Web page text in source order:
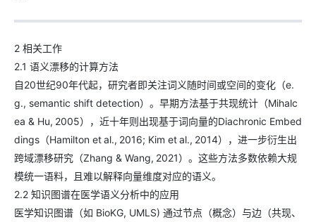
2 相关工作
2.1 语义漂移的计算方法
自20世纪90年代起，研究者即关注词义随时间或空间的变化（e.
g., semantic shift detection）。早期方法基于共现统计（Mihalc
ea & Hu, 2005），近十年则出现基于词向量的Diachronic Embed
dings（Hamilton et al., 2016; Kim et al., 2014），进一步衍生出
跨域漂移研究（Zhang & Wang, 2021）。这些方法多数依赖大规
模统一语料，且难以解释向量维度对应的语义。
2.2 知识图谱在医学语义分析中的应用
医学知识图谱（如 BioKG, UMLS) 通过节点（概念）与边（共现、